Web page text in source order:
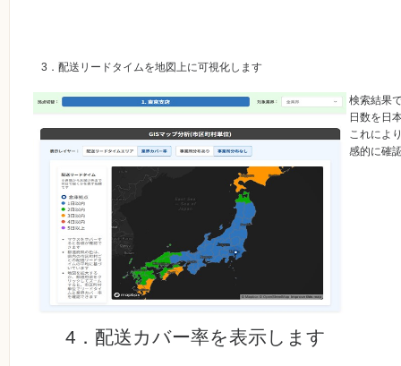
3．配送リードタイムを地図上に可視化します
検索結果
日数を日
これによ
感的に確
4．配送カバー率を表示します